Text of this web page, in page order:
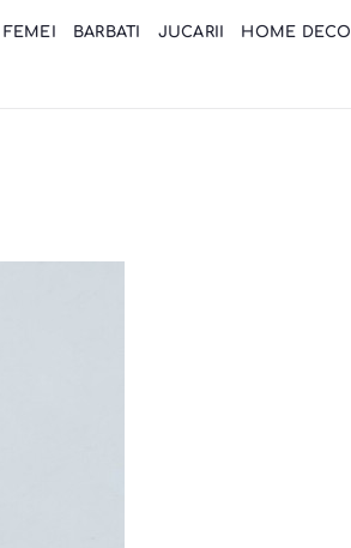
FEMEI BARBATI JUCARII HOME DECO